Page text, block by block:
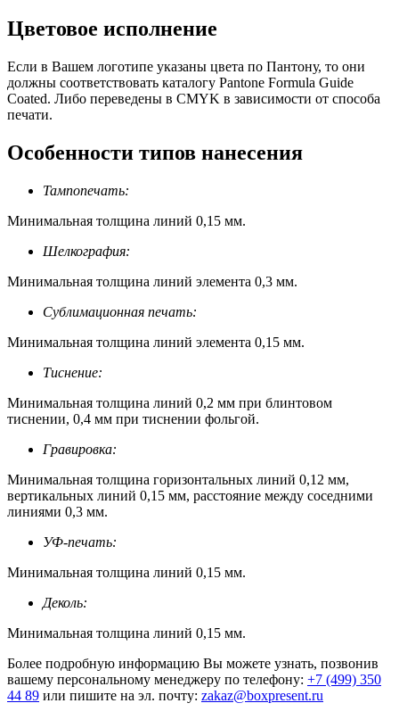
Цветовое исполнение
Если в Вашем логотипе указаны цвета по Пантону, то они
должны соответствовать каталогу Pantone Formula Guide
Coated. Либо переведены в CMYK в зависимости от способа
печати.
Особенности типов нанесения
Тампопечать:
Минимальная толщина линий 0,15 мм.
Шелкография:
Минимальная толщина линий элемента 0,3 мм.
Сублимационная печать:
Минимальная толщина линий элемента 0,15 мм.
Тиснение:
Минимальная толщина линий 0,2 мм при блинтовом
тиснении, 0,4 мм при тиснении фольгой.
Гравировка:
Минимальная толщина горизонтальных линий 0,12 мм,
вертикальных линий 0,15 мм, расстояние между соседними
линиями 0,3 мм.
УФ-печать:
Минимальная толщина линий 0,15 мм.
Деколь:
Минимальная толщина линий 0,15 мм.
Более подробную информацию Вы можете узнать, позвонив
вашему персональному менеджеру по телефону: +7 (499) 350
44 89 или пишите на эл. почту: zakaz@boxpresent.ru